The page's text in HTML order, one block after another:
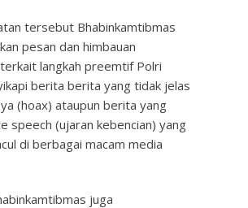
tersebut Bhabinkamtibmas
pesan dan himbauan
langkah preemtif Polri
berita berita yang tidak jelas
(hoax) ataupun berita yang
speech (ujaran kebencian) yang
di berbagai macam media
juga